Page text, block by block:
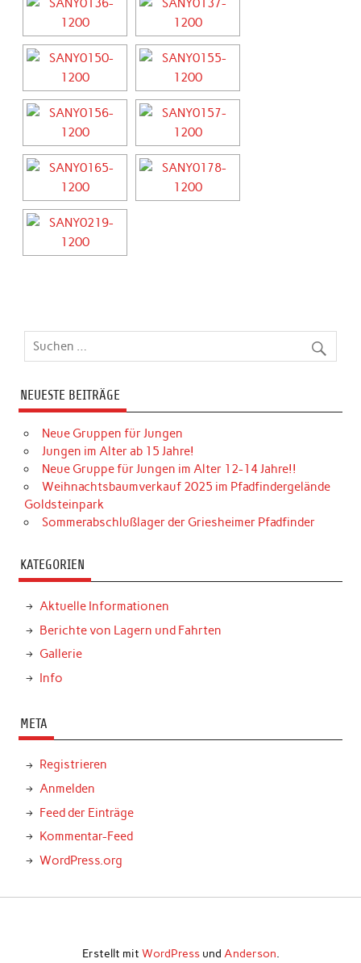
NEUESTE BEITRÄGE
Neue Gruppen für Jungen
Jungen im Alter ab 15 Jahre!
Neue Gruppe für Jungen im Alter 12-14 Jahre!!
Weihnachtsbaumverkauf 2025 im Pfadfindergelände
Goldsteinpark
Sommerabschlußlager der Griesheimer Pfadfinder
KATEGORIEN
Aktuelle Informationen
Berichte von Lagern und Fahrten
Gallerie
Info
META
Registrieren
Anmelden
Feed der Einträge
Kommentar-Feed
WordPress.org
Erstellt mit WordPressund Anderson